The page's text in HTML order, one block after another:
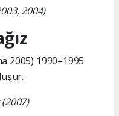
2004)
2005) 1990–1995